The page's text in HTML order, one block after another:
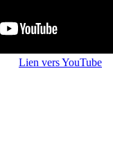
Lien vers YouTube